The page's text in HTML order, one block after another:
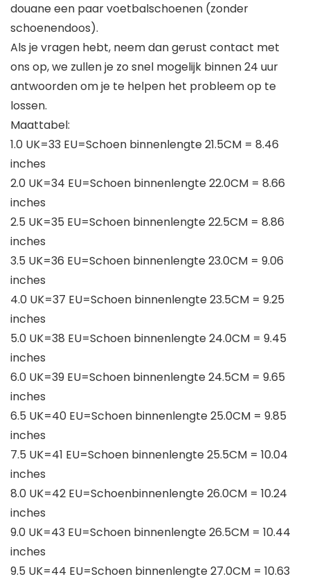
douane een paar voetbalschoenen (zonder
schoenendoos).
Als je vragen hebt, neem dan gerust contact met
ons op, we zullen je zo snel mogelijk binnen 24 uur
antwoorden om je te helpen het probleem op te
lossen.
Maattabel:
1.0 UK=33 EU=Schoen binnenlengte 21.5CM = 8.46
inches
2.0 UK=34 EU=Schoen binnenlengte 22.0CM = 8.66
inches
2.5 UK=35 EU=Schoen binnenlengte 22.5CM = 8.86
inches
3.5 UK=36 EU=Schoen binnenlengte 23.0CM = 9.06
inches
4.0 UK=37 EU=Schoen binnenlengte 23.5CM = 9.25
inches
5.0 UK=38 EU=Schoen binnenlengte 24.0CM = 9.45
inches
6.0 UK=39 EU=Schoen binnenlengte 24.5CM = 9.65
inches
6.5 UK=40 EU=Schoen binnenlengte 25.0CM = 9.85
inches
7.5 UK=41 EU=Schoen binnenlengte 25.5CM = 10.04
inches
8.0 UK=42 EU=Schoenbinnenlengte 26.0CM = 10.24
inches
9.0 UK=43 EU=Schoen binnenlengte 26.5CM = 10.44
inches
9.5 UK=44 EU=Schoen binnenlengte 27.0CM = 10.63